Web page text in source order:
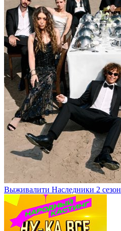
Выживалити Наследники 2 сезон